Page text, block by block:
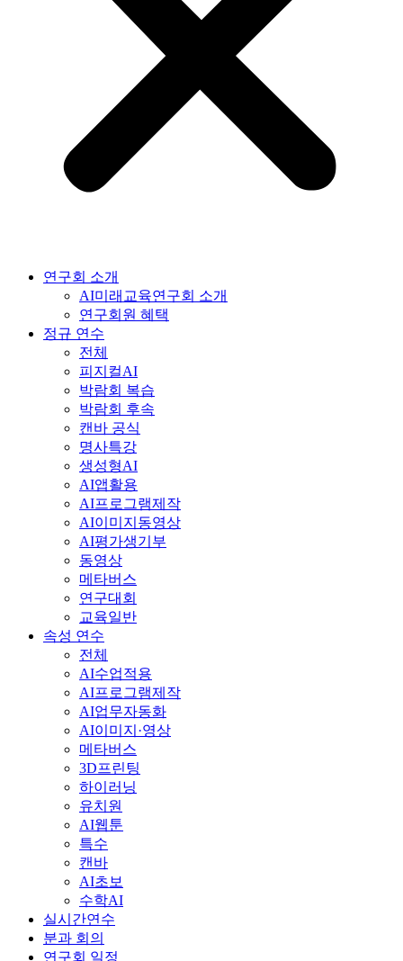
연구회 소개
AI미래교육연구회 소개
연구회원 혜택
정규 연수
전체
피지컬AI
박람회 복습
박람회 후속
캔바 공식
명사특강
생성형AI
AI앱활용
AI프로그램제작
AI이미지동영상
AI평가생기부
동영상
메타버스
연구대회
교육일반
속성 연수
전체
AI수업적용
AI프로그램제작
AI업무자동화
AI이미지·영상
메타버스
3D프린팅
하이러닝
유치원
AI웹툰
특수
캔바
AI초보
수학AI
실시간연수
분과 회의
연구회 일정